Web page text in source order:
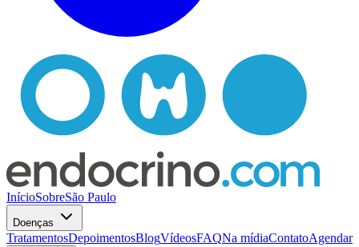
InícioSobreSão Paulo
Doenças
TratamentosDepoimentosBlogVídeosFAQNa mídiaContatoAgendar